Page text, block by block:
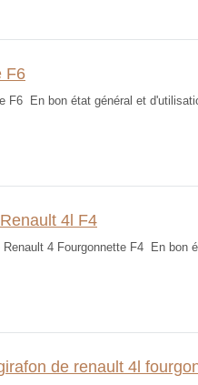
F6
F6 En bon état général et
4l F4
4 Fourgonnette F4 En bon
de renault 4l